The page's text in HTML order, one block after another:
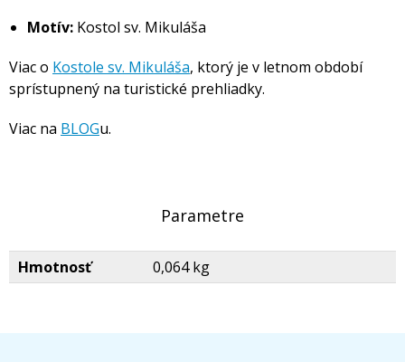
Motív: Kostol sv. Mikuláša
Viac o Kostole sv. Mikuláša, ktorý je v letnom období
sprístupnený na turistické prehliadky.
Viac na BLOGu.
Parametre
Hmotnosť 0,064 kg